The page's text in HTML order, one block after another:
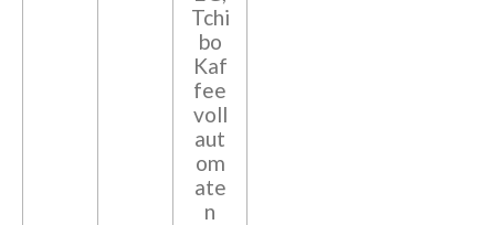
Tchi
bo
Kaf
fee
voll
aut
om
ate
n